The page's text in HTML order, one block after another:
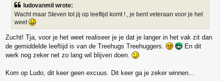
ludovanmil wrote:
Wacht maar Steven tot jij op leeftijd komt ! , je bent veteraan voor je het
weet
Zucht! Tja, voor je het weet realiseer je je dat je langer in het vak zit dan
de gemiddelde leeftijd is van de Treehugs Treehuggers.
En dit
werk nog zeker net zo lang wil blijven doen.
Kom op Ludo, dit keer geen excuus. Dit keer ga je zeker winnen...